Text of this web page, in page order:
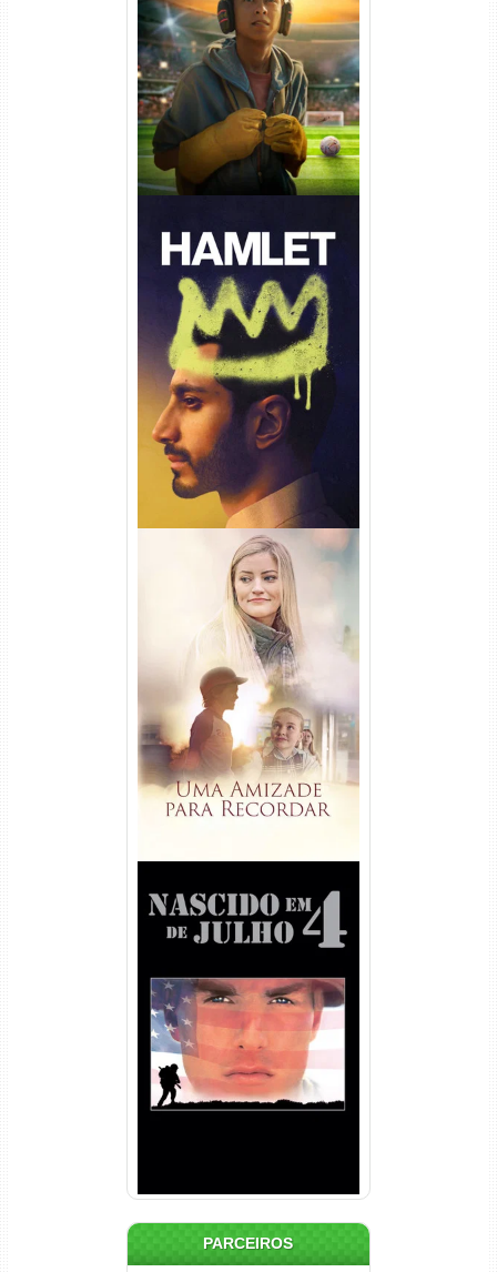
Um Goleiro Muito Improvável
Torrent (2026) WEB-DL 1080p
Dual Áudio
Hamlet Torrent (2026) WEB-
DL 1080p Dual Áudio
Uma Amizade para Recordar
Torrent (2025) WEB-DL 1080p
Dual Áudio
Nascido em 4 de Julho
Torrent (1989) WEB-DL 1080p
Dual Áudio
PARCEIROS